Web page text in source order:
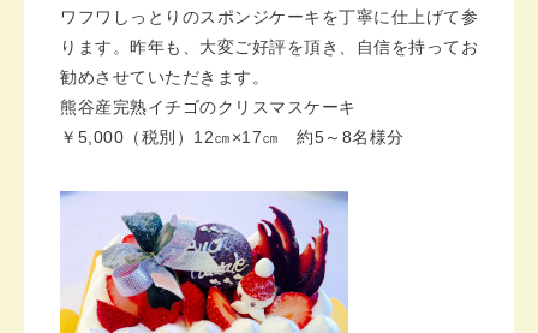
ワフワしっとりのスポンジケーキを丁寧に仕上げて参
ります。昨年も、大変ご好評を頂き、自信を持ってお
勧めさせていただきます。
熊谷産完熟イチゴのクリスマスケーキ
￥ 5,000 （税別） 12㎝×17㎝ 約5～ 8名様分